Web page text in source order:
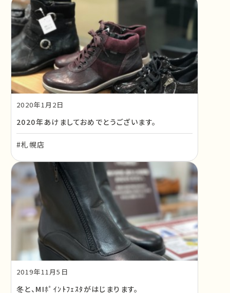
2020年1月2日
2020年あけましておめでとうございます。
#札幌店
2019年11月5日
冬と、MIﾎﾟｲﾝﾄﾌｪｽﾀがはじまります。